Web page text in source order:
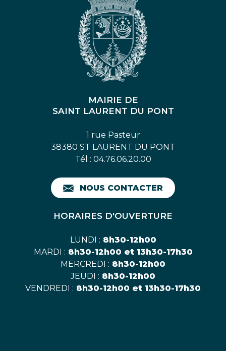
MAIRIE DE
SAINT LAURENT DU PONT
1 rue Pasteur
38380 ST LAURENT DU PONT
Tél : 04.76.06.20.00
NOUS CONTACTER
HORAIRES D'OUVERTURE
LUNDI : 8h30-12h00
MARDI : 8h30-12h00 et 13h30-17h30
MERCREDI : 8h30-12h00
JEUDI : 8h30-12h00
VENDREDI : 8h30-12h00 et 13h30-17h30